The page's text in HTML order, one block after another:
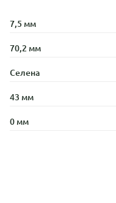
7,5 мм
70,2 мм
Селена
43 мм
0 мм